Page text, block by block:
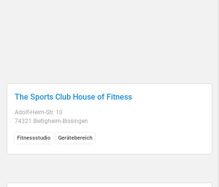
The Sports Club House of Fitness
Adolf-Heim-Str. 10
74321 Bietigheim-Bissingen
Fitnessstudio Gerätebereich